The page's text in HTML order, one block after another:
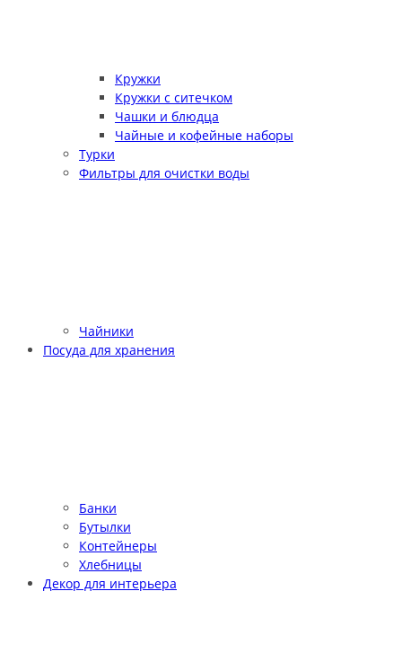
Кружки
Кружки с ситечком
Чашки и блюдца
Чайные и кофейные наборы
Турки
Фильтры для очистки воды
Чайники
Посуда для хранения
Банки
Бутылки
Контейнеры
Хлебницы
Декор для интерьера